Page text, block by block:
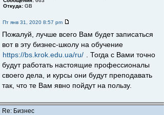
Откуда: GB
Пт янв 31, 2020 8:57 pm
Пожалуй, лучше всего Вам будет записаться
вот в эту бизнес-школу на обучение
https://bs.krok.edu.ua/ru/ . Тогда с Вами точно
будут работать настоящие профессионалы
своего дела, и курсы они будут преподавать
так, что те Вам явно пойдут на пользу.
Re: Бизнес